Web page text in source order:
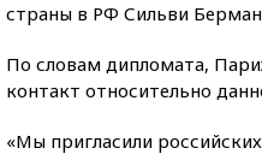
страны в РФ Сильви
По словам дипломата,
контакт относительно
«Мы пригласили